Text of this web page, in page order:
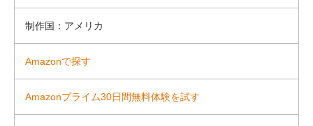
制作国：アメリカ
Amazonで探す
Amazonプライム30日間無料体験を試す